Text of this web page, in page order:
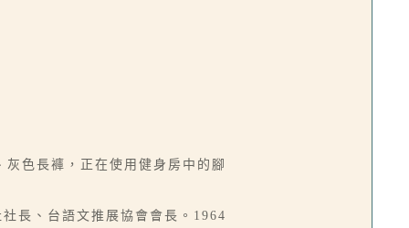
色長褲，正在使用健身房中的腳
長、台語文推展協會會長。1964